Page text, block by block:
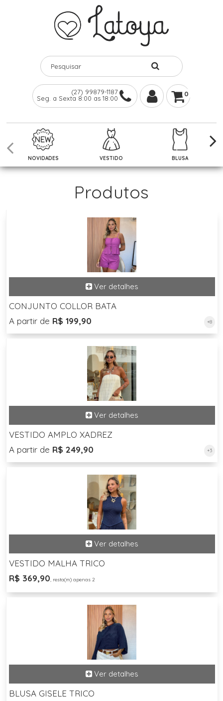
(27) 99879-1187
Seg. a Sexta 8:00 as 18:00
0
NOVIDADES VESTIDO BLUSA
Produtos
CONJUNTO COLLOR BATA
A partir de R$ 199,90 +8
VESTIDO AMPLO XADREZ
A partir de R$ 249,90 +3
VESTIDO MALHA TRICO
R$ 369,90, resta(m) apenas 2
BLUSA GISELE TRICO